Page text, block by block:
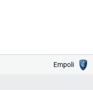
Empoli